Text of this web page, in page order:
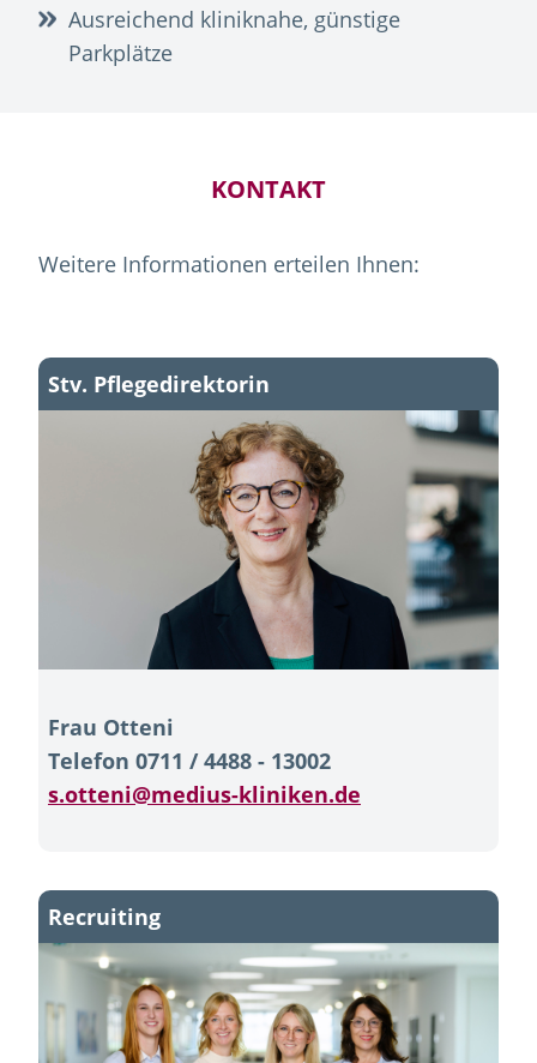
Ausreichend kliniknahe, günstige
Parkplätze
KONTAKT
Weitere Informationen erteilen Ihnen:
Stv. Pflegedirektorin
Frau Otteni
Telefon 0711 / 4488 - 13002
s.otteni@medius-kliniken.de
Recruiting